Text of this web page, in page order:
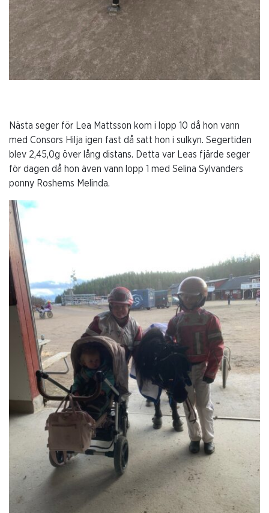
Nästa seger för Lea Mattsson kom i lopp 10 då hon vann
med Consors Hilja igen fast då satt hon i sulkyn. Segertiden
blev 2,45,0g över lång distans. Detta var Leas fjärde seger
för dagen då hon även vann lopp 1 med Selina Sylvanders
ponny Roshems Melinda.